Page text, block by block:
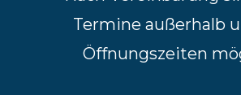
Termine außerhalb
Öffnungszeiten